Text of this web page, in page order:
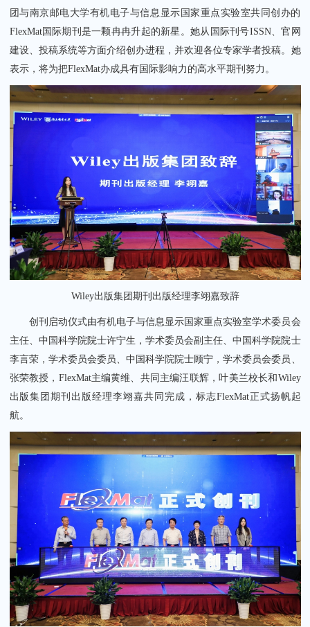
团与南京邮电大学有机电子与信息显示国家重点实验室共同创办的
FlexMat国际期刊是一颗冉冉升起的新星。她从国际刊号ISSN、官网
建设、投稿系统等方面介绍创办进程，并欢迎各位专家学者投稿。她
表示，将为把FlexMat办成具有国际影响力的高水平期刊努力。
Wiley出版集团期刊出版经理李翊嘉致辞
创刊启动仪式由有机电子与信息显示国家重点实验室学术委员会
主任、中国科学院院士许宁生，学术委员会副主任、中国科学院院士
李言荣，学术委员会委员、中国科学院院士顾宁，学术委员会委员、
张荣教授，FlexMat主编黄维、共同主编汪联辉，叶美兰校长和Wiley
出版集团期刊出版经理李翊嘉共同完成，标志FlexMat正式扬帆起
航。